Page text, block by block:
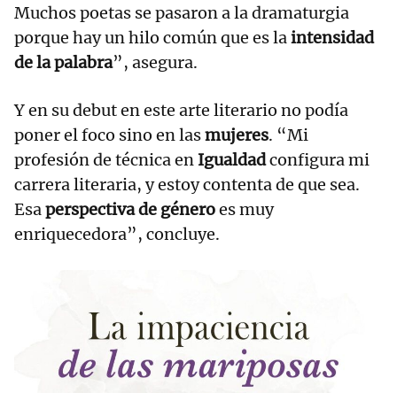
Muchos poetas se pasaron a la dramaturgia
porque hay un hilo común que es laintensidad
de la palabra”, asegura.
Y en su debut en este arte literario no podía
poner el foco sino en lasmujeres. “Mi
profesión de técnica en Igualdadconfigura mi
carrera literaria, y estoy contenta de que sea.
Esaperspectiva de géneroes muy
enriquecedora”, concluye.